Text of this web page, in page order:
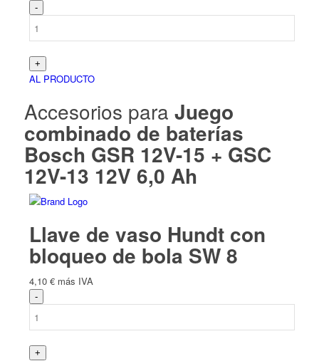
AL PRODUCTO
Accesorios para Juego
combinado de baterías
Bosch GSR 12V-15 + GSC
12V-13 12V 6,0 Ah
Llave de vaso Hundt con
bloqueo de bola SW 8
4,10 € más IVA